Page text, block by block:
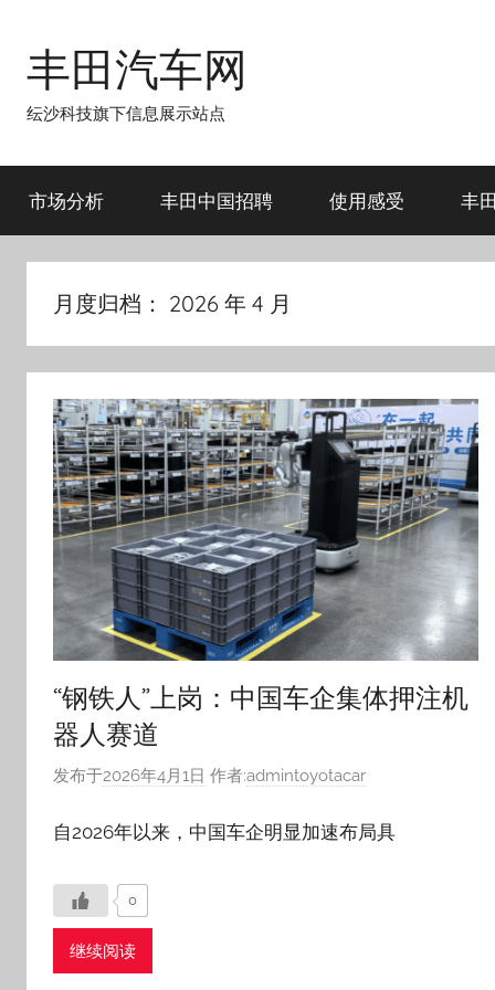
丰田汽车网
纭沙科技旗下信息展示站点
市场分析 丰田中国招聘 使用感受 丰
月度归档： 2026 年 4 月
“钢铁人”上岗：中国车企集体押注机
器人赛道
发布于2026年4月1日 作者:admintoyotacar
自2026年以来，中国车企明显加速布局具
0
继续阅读